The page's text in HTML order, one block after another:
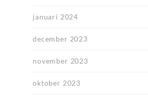
januari 2024
december 2023
november 2023
oktober 2023